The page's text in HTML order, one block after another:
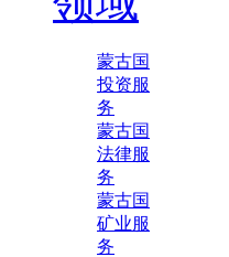
蒙古国
投资服
务
蒙古国
法律服
务
蒙古国
矿业服
务